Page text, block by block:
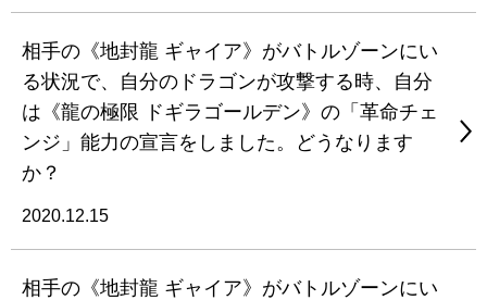
相手の《地封龍 ギャイア》がバトルゾーンにい
る状況で、自分のドラゴンが攻撃する時、自分
は《龍の極限 ドギラゴールデン》の「革命チェ
ンジ」能力の宣言をしました。どうなります
か？
2020.12.15
相手の《地封龍 ギャイア》がバトルゾーンにい